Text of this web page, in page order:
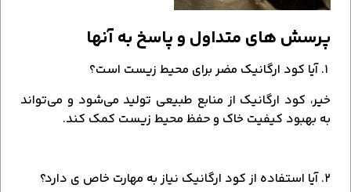
پرسش‌ های متداول و پاسخ به آنها
خیر، کود ارگانیک از منابع طبیعی تولید می‌شود و می‌تواند
به بهبود کیفیت خاک و حفظ محیط زیست کمک کند.
۲. آیا استفاده از کود ارگانیک نیاز به مهارت خاص ی دارد؟